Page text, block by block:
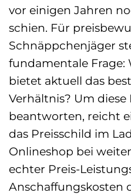
vor einigen Jahren
schien. Für
Schnäppchenjäger
fundamentale Frage:
bietet aktuell das
Verhältnis? Um
beantworten, reicht
das Preisschild im
Onlineshop bei
echter Preis-
Anschaffungskosten